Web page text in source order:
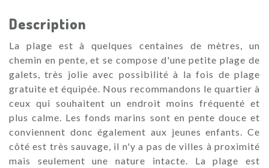
Description
La plage est à quelques centaines de mètres, un
chemin en pente, et se compose d'une petite plage de
galets, très jolie avec possibilité à la fois de plage
gratuite et équipée. Nous recommandons le quartier à
ceux qui souhaitent un endroit moins fréquenté et
plus calme. Les fonds marins sont en pente douce et
conviennent donc également aux jeunes enfants. Ce
côté est très sauvage, il n'y a pas de villes à proximité
mais seulement une nature intacte. La plage est